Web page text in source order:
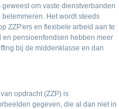
om vaste dienstverbanden
Het wordt steeds
ZZP'ers en flexibele arbeid aan te
en pensioenfondsen hebben meer
bij de middenklasse en dan
opdracht (ZZP) is
gegeven, die al dan niet in